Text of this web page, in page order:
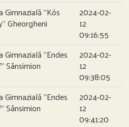
Gimnazială ”Kós
Gheorgheni
2024-02-
12
09:16:55
Gimnazială ”Endes
Sânsimion
2024-02-
12
09:38:05
Gimnazială ”Endes
Sânsimion
2024-02-
12
09:41:20